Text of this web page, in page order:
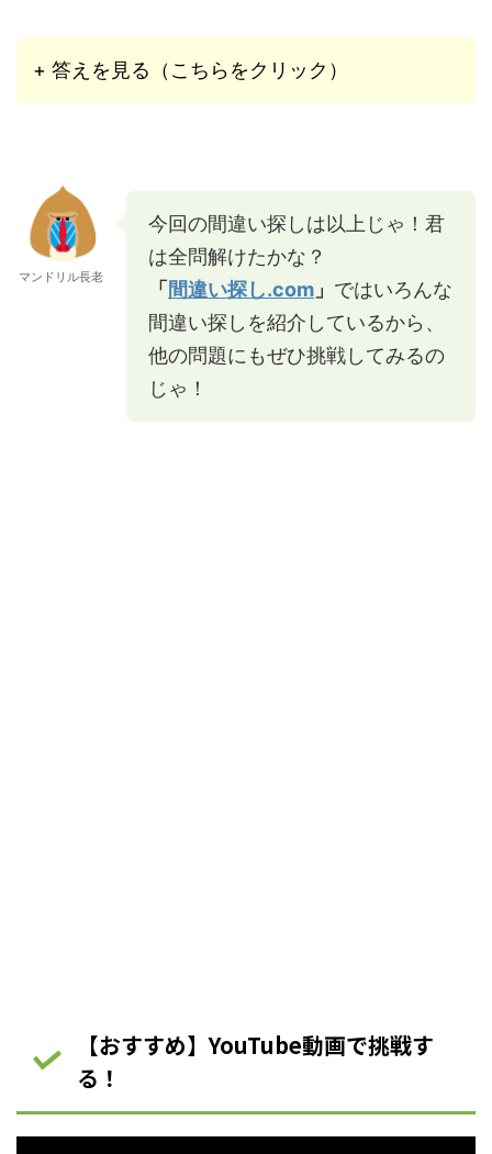
+ 答えを見る（こちらをクリック）
マンドリル長老
今回の間違い探しは以上じゃ！君
は全問解けたかな？
「 間違い探し.com 」 ではいろんな
間違い探しを紹介しているから、
他の問題にもぜひ挑戦してみるの
じゃ！
【おすすめ】YouTube動画で挑戦す
る！